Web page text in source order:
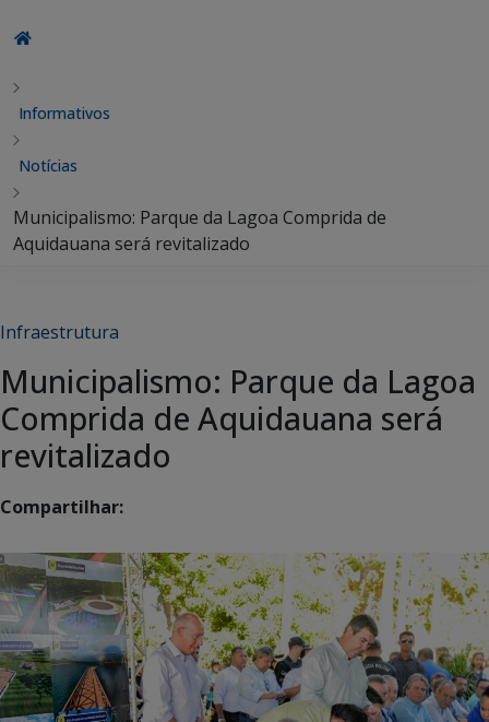
Informativos
Notícias
Municipalismo: Parque da Lagoa Comprida de
Aquidauana será revitalizado
Infraestrutura
Municipalismo: Parque da Lagoa
Comprida de Aquidauana será
revitalizado
Compartilhar: